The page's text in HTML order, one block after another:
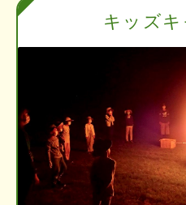
キッズキ